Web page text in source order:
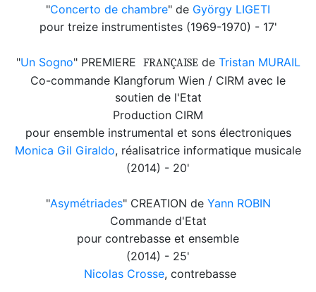
"Concerto de chambre" de György LIGETI
pour treize instrumentistes (1969-1970) - 17'
"Un Sogno" PREMIERE FRANÇAISEde Tristan MURAIL
Co-commande Klangforum Wien / CIRM avec le
soutien de l'Etat
Production CIRM
pour ensemble instrumental et sons électroniques
Monica Gil Giraldo, réalisatrice informatique musicale
(2014) - 20'
"Asymétriades" CREATION de Yann ROBIN
Commande d'Etat
pour contrebasse et ensemble
(2014) - 25'
Nicolas Crosse, contrebasse